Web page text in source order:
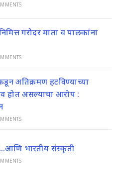
गरोदर माता व पालकांना
अतिक्रमण हटविण्याच्या
होत असल्याचा आरोप :
भारतीय संस्कृती